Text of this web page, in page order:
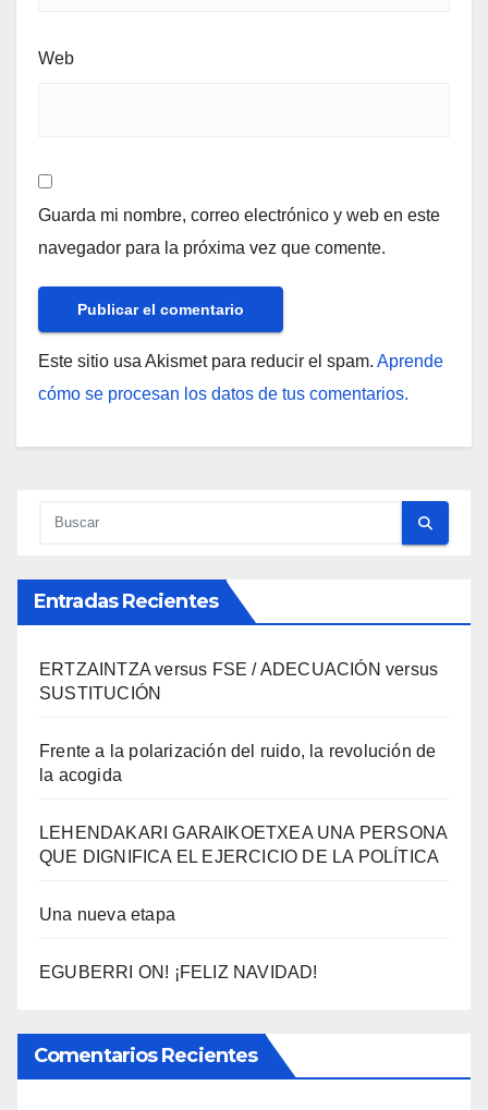
Web
Guarda mi nombre, correo electrónico y web en este
navegador para la próxima vez que comente.
Este sitio usa Akismet para reducir el spam. Aprende
cómo se procesan los datos de tus comentarios.
Entradas Recientes
ERTZAINTZA versus FSE / ADECUACIÓN versus
SUSTITUCIÓN
Frente a la polarización del ruido, la revolución de
la acogida
LEHENDAKARI GARAIKOETXEA UNA PERSONA
QUE DIGNIFICA EL EJERCICIO DE LA POLÍTICA
Una nueva etapa
EGUBERRI ON! ¡FELIZ NAVIDAD!
Comentarios Recientes